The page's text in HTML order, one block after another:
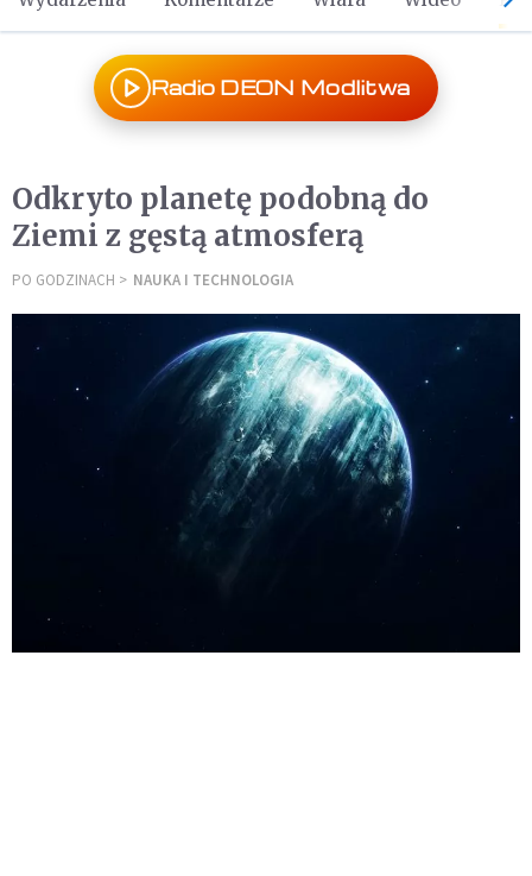
Radio DEON Modlitwa
Odkryto planetę podobną do
Ziemi z gęstą atmosferą
PO GODZINACH NAUKA I TECHNOLOGIA